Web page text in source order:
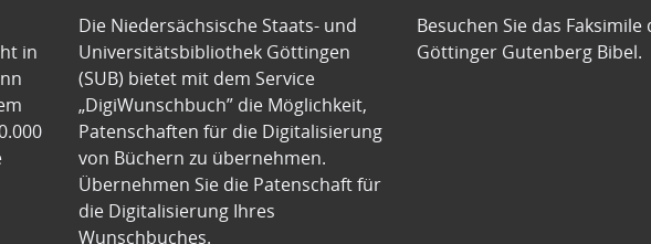
in
Die Niedersächsische Staats- und
Universitätsbibliothek Göttingen
(SUB) bietet mit dem Service
„DigiWunschbuch” die Möglichkeit,
Patenschaften für die Digitalisierung
von Büchern zu übernehmen.
Übernehmen Sie die Patenschaft für
die Digitalisierung Ihres
Wunschbuches.
Besuchen Sie das Faksimile
Göttinger Gutenberg Bibel.